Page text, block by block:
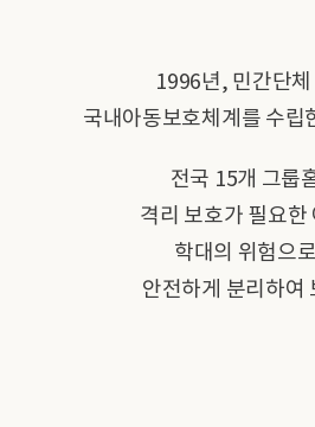
1996년, 민간단
국내아동보호체계를 수립
전국 15개 그룹
격리 보호가 필요한
학대의 위험으
안전하게 분리하여